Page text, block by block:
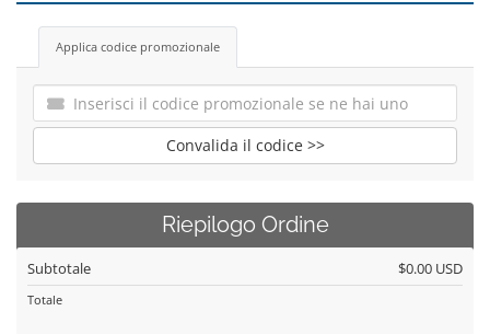
Applica codice promozionale
Convalida il codice >>
Riepilogo Ordine
Subtotale $0.00 USD
Totale